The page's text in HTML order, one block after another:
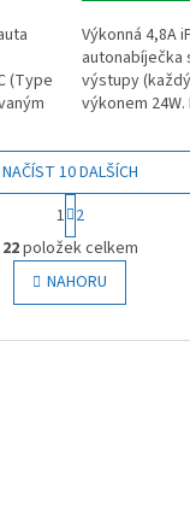
(Type
Výkonná 4,8A
autonabíječka
výstupy
výkonem
dodávky.
O
v
l
á
NAČÍST 10 DALŠÍCH
S
t
r
á
n
k
v
1 2
22položek celkem
NAHORU